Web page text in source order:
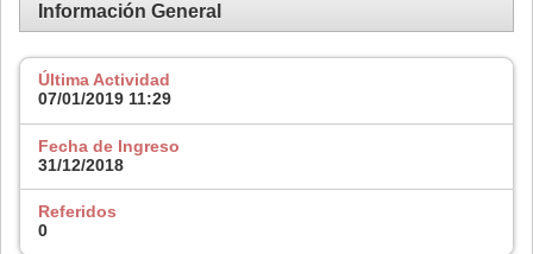
Información General
Última Actividad
07/01/2019 11:29
Fecha de Ingreso
31/12/2018
Referidos
0